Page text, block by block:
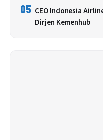
05 CEO Indonesia
Dirjen Kemenhub